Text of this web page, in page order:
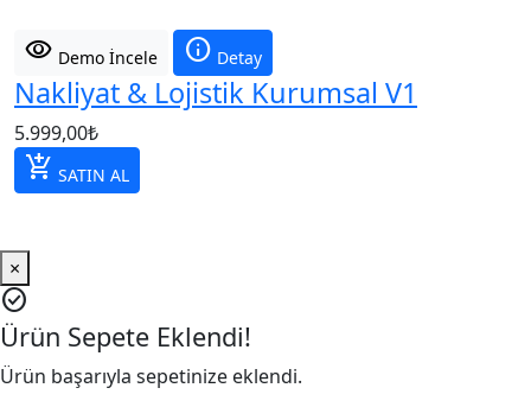
visibility Demo İncele info Detay
Nakliyat & Lojistik Kurumsal V1
5.999,00₺
add_shopping_cart SATIN AL
×
check_circle
Ürün Sepete Eklendi!
Ürün başarıyla sepetinize eklendi.